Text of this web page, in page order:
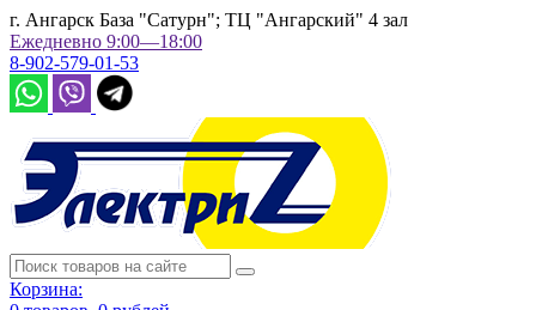
г. Ангарск База "Сатурн"; ТЦ "Ангарский" 4 зал
Ежедневно 9:00—18:00
8-902-579-01-53
Корзина: